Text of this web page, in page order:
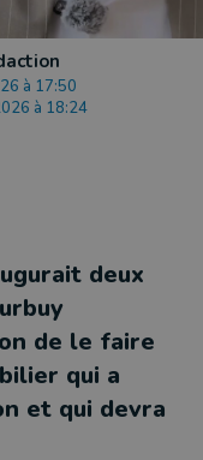
à 17:50
à 18:24
deux
de le faire
qui a
et qui devra